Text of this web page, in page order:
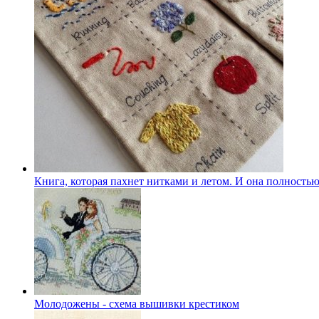
Книга, которая пахнет нитками и летом. И она
Молодожены - схема вышивки крестиком